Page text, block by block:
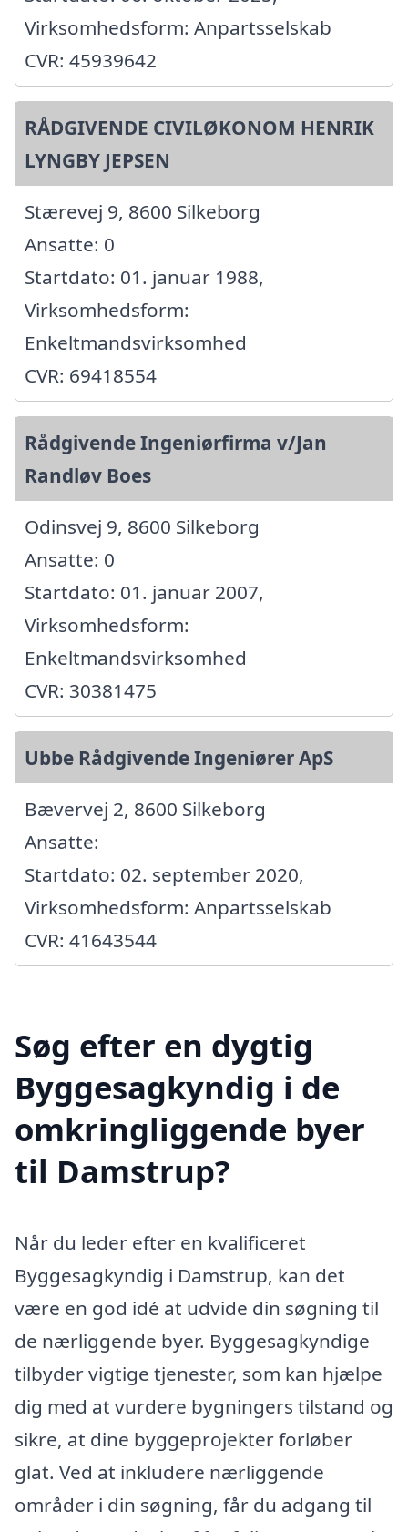
Virksomhedsform: Anpartsselskab
CVR: 45939642
RÅDGIVENDE CIVILØKONOM HENRIK
LYNGBY JEPSEN
Stærevej 9, 8600 Silkeborg
Ansatte: 0
Startdato: 01. januar 1988,
Virksomhedsform:
Enkeltmandsvirksomhed
CVR: 69418554
Rådgivende Ingeniørfirma v/Jan
Randløv Boes
Odinsvej 9, 8600 Silkeborg
Ansatte: 0
Startdato: 01. januar 2007,
Virksomhedsform:
Enkeltmandsvirksomhed
CVR: 30381475
Ubbe Rådgivende Ingeniører ApS
Bævervej 2, 8600 Silkeborg
Ansatte:
Startdato: 02. september 2020,
Virksomhedsform: Anpartsselskab
CVR: 41643544
Søg efter en dygtig
Byggesagkyndig i de
omkringliggende byer
til Damstrup?
Når du leder efter en kvalificeret
Byggesagkyndig i Damstrup, kan det
være en god idé at udvide din søgning til
de nærliggende byer. Byggesagkyndige
tilbyder vigtige tjenester, som kan hjælpe
dig med at vurdere bygningers tilstand og
sikre, at dine byggeprojekter forløber
glat. Ved at inkludere nærliggende
områder i din søgning, får du adgang til